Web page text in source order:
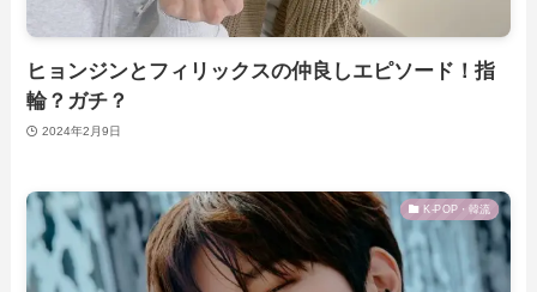
ヒョンジンとフィリックスの仲良しエピソード！指
輪？ガチ？
2024年2月9日
K-POP・韓流